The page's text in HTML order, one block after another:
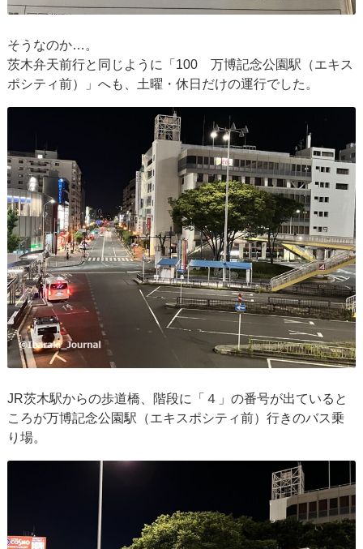
そうなのか…。
茨木弁天前行と同じように「100 万博記念公園駅（エキス
ポシティ前）」へも、土曜・休日だけの運行でした。
JR茨木駅からの歩道橋、階段に「４」の番号が出ていると
ころが万博記念公園駅（エキスポシティ前）行きのバス乗
り場。